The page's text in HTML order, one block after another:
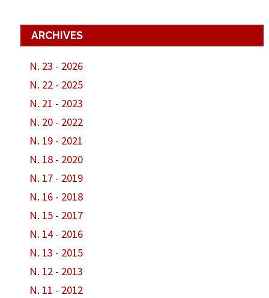
ARCHIVES
N. 23 - 2026
N. 22 - 2025
N. 21 - 2023
N. 20 - 2022
N. 19 - 2021
N. 18 - 2020
N. 17 - 2019
N. 16 - 2018
N. 15 - 2017
N. 14 - 2016
N. 13 - 2015
N. 12 - 2013
N. 11 - 2012